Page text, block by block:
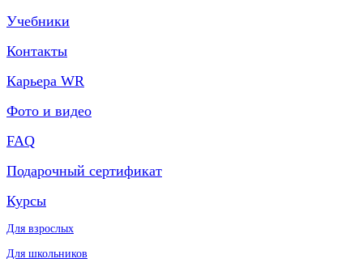
Учебники
Контакты
Карьера WR
Фото и видео
FAQ
Подарочный сертификат
Курсы
Для взрослых
Для школьников